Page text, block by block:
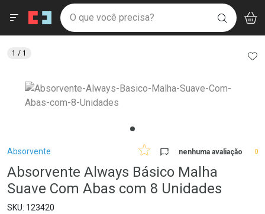
Drogaria São Paulo
Ir direto para a home
pela página
Ir direto para o conteúdo
Ir direto para a busca
Ir direto para a conta
Ir direto para a notificações
Ir direto para o carrinho
Ir direto para o menu
Faça a sua busca
O que você precisa? BUSCAR
Menu
Breadcrumb
Absorvente nenhuma avaliação 0
Absorvente Always Básico Malha
Suave Com Abas com 8 Unidades
123420
1 / 1